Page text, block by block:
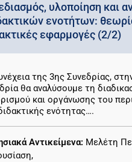
υλοποίηση και
ενοτήτων:
εφαρμογές (2/2)
της 3ης Συνεδρίας,
θα αναλύσουμε τη
και οργάνωσης του
ενότητας….
Αντικείμενα: Μελέτη
,